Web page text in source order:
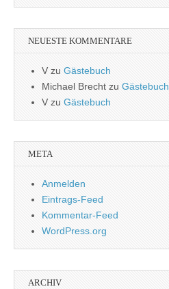
NEUESTE KOMMENTARE
V zu Gästebuch
Michael Brecht zu Gästebuch
Vzu Gästebuch
META
Anmelden
Eintrags-Feed
Kommentar-Feed
WordPress.org
ARCHIV